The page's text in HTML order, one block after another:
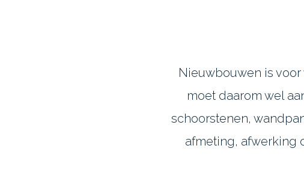
Nieuwbouwen is
moet daarom wel
schoorstenen,
afmeting, afwerking